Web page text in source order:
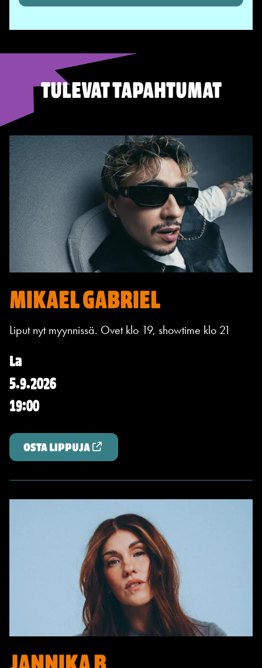
TULEVAT TAPAHTUMAT
MIKAEL GABRIEL
Liput nyt myynnissä. Ovet klo 19, showtime klo 21
La
5.9.2026
19:00
OSTA LIPPUJA